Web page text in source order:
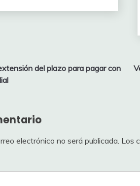
del plazo para pagar con
electrónico no será publicada. Los